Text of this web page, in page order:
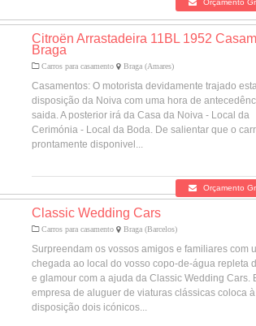
Orçamento
Citroën Arrastadeira 11BL 1952
Braga
Carros para casamento Braga (Amares)
Casamentos: O motorista devidamente trajado
disposição da Noiva com uma hora de
saida. A posterior irá da Casa da Noiva - Local da
Cerimónia - Local da Boda. De salientar que o
prontamente disponivel...
Orçamento
Classic Wedding Cars
Carros para casamento Braga (Barcelos)
Surpreendam os vossos amigos e familiares com
chegada ao local do vosso copo-de-água repleta
e glamour com a ajuda da Classic Wedding Cars.
empresa de aluguer de viaturas clássicas coloca
disposição dois icónicos...